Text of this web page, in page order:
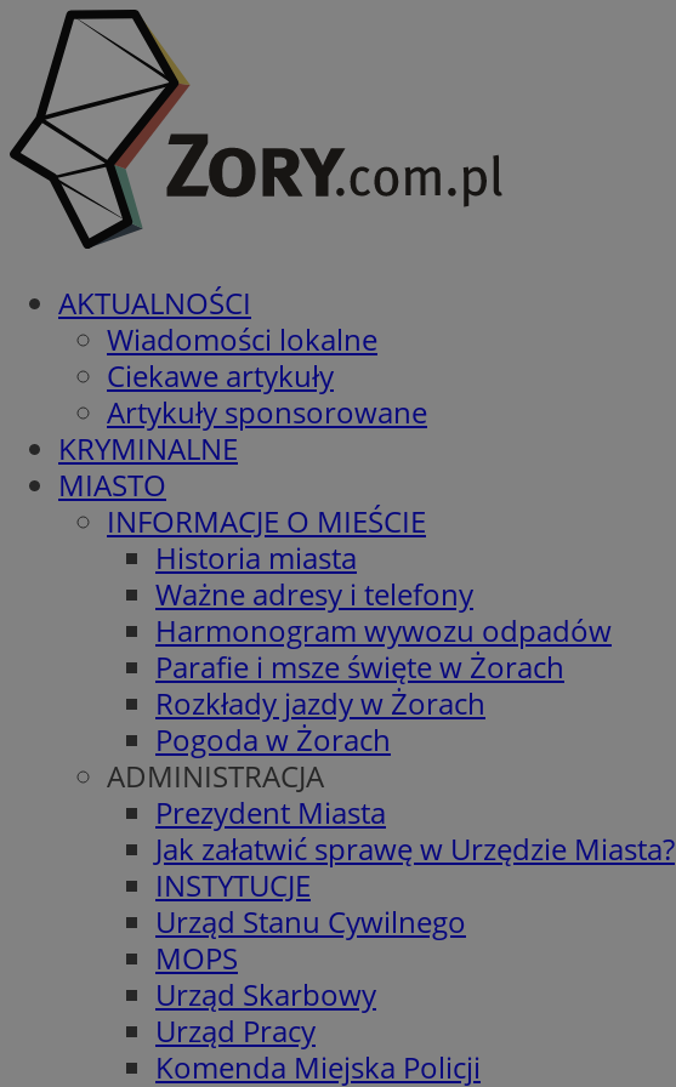
AKTUALNOŚCI
Wiadomości lokalne
Ciekawe artykuły
Artykuły sponsorowane
KRYMINALNE
MIASTO
INFORMACJE O MIEŚCIE
Historia miasta
Ważne adresy i telefony
Harmonogram wywozu odpadów
Parafie i msze święte w Żorach
Rozkłady jazdy w Żorach
Pogoda w Żorach
ADMINISTRACJA
Prezydent Miasta
Jak załatwić sprawę w Urzędzie Miasta?
INSTYTUCJE
Urząd Stanu Cywilnego
MOPS
Urząd Skarbowy
Urząd Pracy
Komenda Miejska Policji